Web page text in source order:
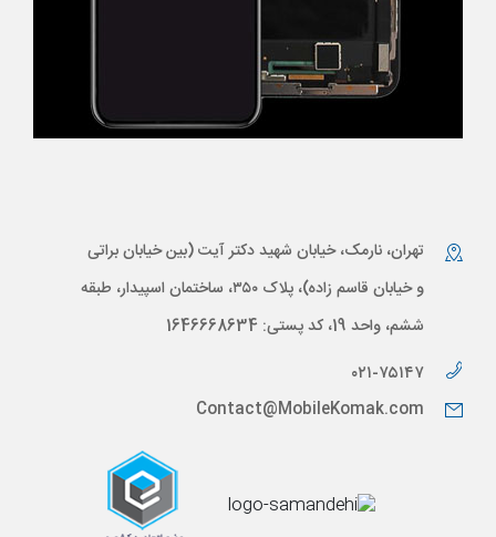
تهران، نارمک، خیابان شهید دکتر آیت (بین خیابان براتی
و خیابان قاسم زاده)، پلاک ۳۵۰، ساختمان اسپیدار، طبقه
ششم، واحد 19، کد پستی: 1646668634
۰۲۱-۷۵۱۴۷
Contact@MobileKomak.com